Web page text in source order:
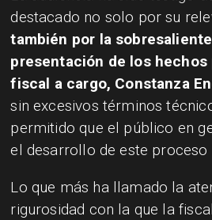
destacado no solo por su
también por la
presentación de los hechos
fiscal a cargo, Constanza
sin excesivos términos
permitido que el público en
el desarrollo de este proceso
Lo que más ha llamado la
rigurosidad con la que la